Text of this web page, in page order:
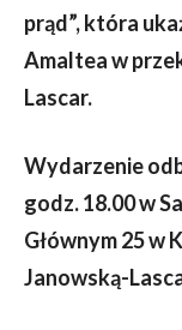
prąd”, która
Amaltea w
Lascar.
Wydarzenie
godz. 18.00 w
Głównym 25 w
Janowską-